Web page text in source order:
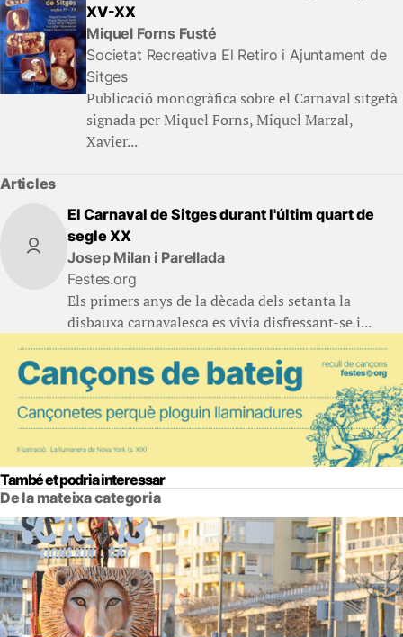
XV-XX
Miquel Forns Fusté
Societat Recreativa El Retiro i Ajuntament de
Sitges
Publicació monogràfica sobre el Carnaval sitgetà
signada per Miquel Forns, Miquel Marzal,
Xavier...
Articles
El Carnaval de Sitges durant l'últim quart de
segle XX
Josep Milan i Parellada
Festes.org
Els primers anys de la dècada dels setanta la
disbauxa carnavalesca es vivia disfressant-se i...
També et podria interessar
De la mateixa categoria